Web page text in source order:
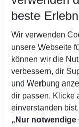
Last Minute
Frübucher
Urlaub
Flug & Hotel
beste
Wir verwenden
unsere Webseite
können wir die
verbessern, dir
und Werbung
dir passen. Klicke
einverstanden
„Nur notwendige